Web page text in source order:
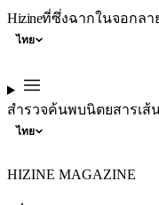
Hizineที่ซึ่งฉากในจอกลา
ไทย
สำรวจค้นพบนิตยสารเส้
ไทย
HIZINE MAGAZINE